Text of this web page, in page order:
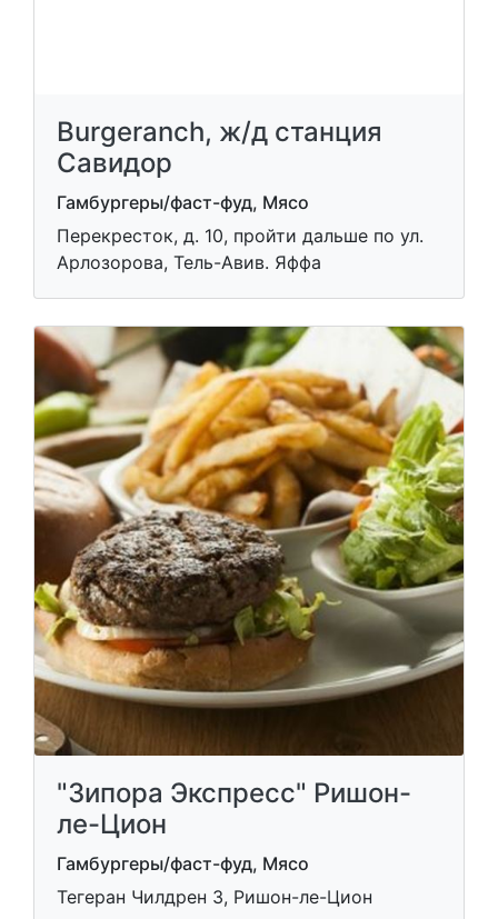
Burgeranch, ж/д станция
Савидор
Гамбургеры/фаст-фуд, Мясо
Перекресток, д. 10, пройти дальше по ул.
Арлозорова, Тель-Авив. Яффа
"Зипора Экспресс" Ришон-
ле-Цион
Гамбургеры/фаст-фуд, Мясо
Тегеран Чилдрен 3, Ришон-ле-Цион